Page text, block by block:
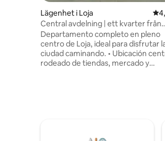
Lägenhet i Loja
Central avdelning | ett kvarter från
turism och allt
Departamento completo en pleno
centro de Loja, ideal para disfrutar
ciudad caminando. • Ubicación central,
rodeado de tiendas, mercado y
ruido • Departamento amplio y